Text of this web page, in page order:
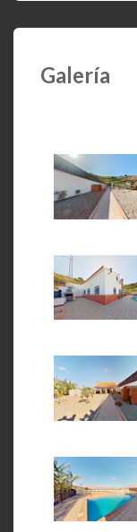
Galería